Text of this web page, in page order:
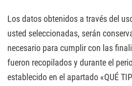
Los datos obtenidos a través del
usted seleccionadas, serán
necesario para cumplir con las
fueron recopilados y durante el
establecido en el apartado «QUÉ